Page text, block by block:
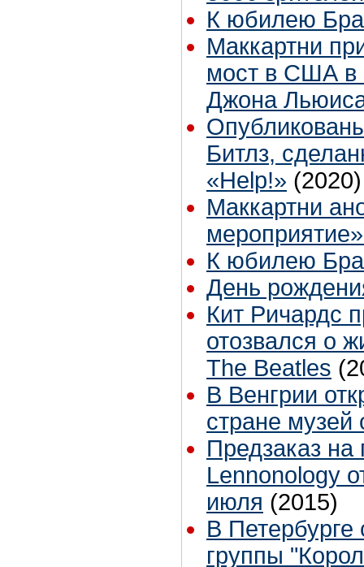
К юбилею
Маккартни
мост в США в
Джона
Битлз,
«Help!» (2020)
Маккартни
К юбилею
День
Кит Ричардс
отозвался о
The Beatles
В Венгрии
стране музей
Предзаказ
Lennonology
июля (2015)
В Петербурге
группы